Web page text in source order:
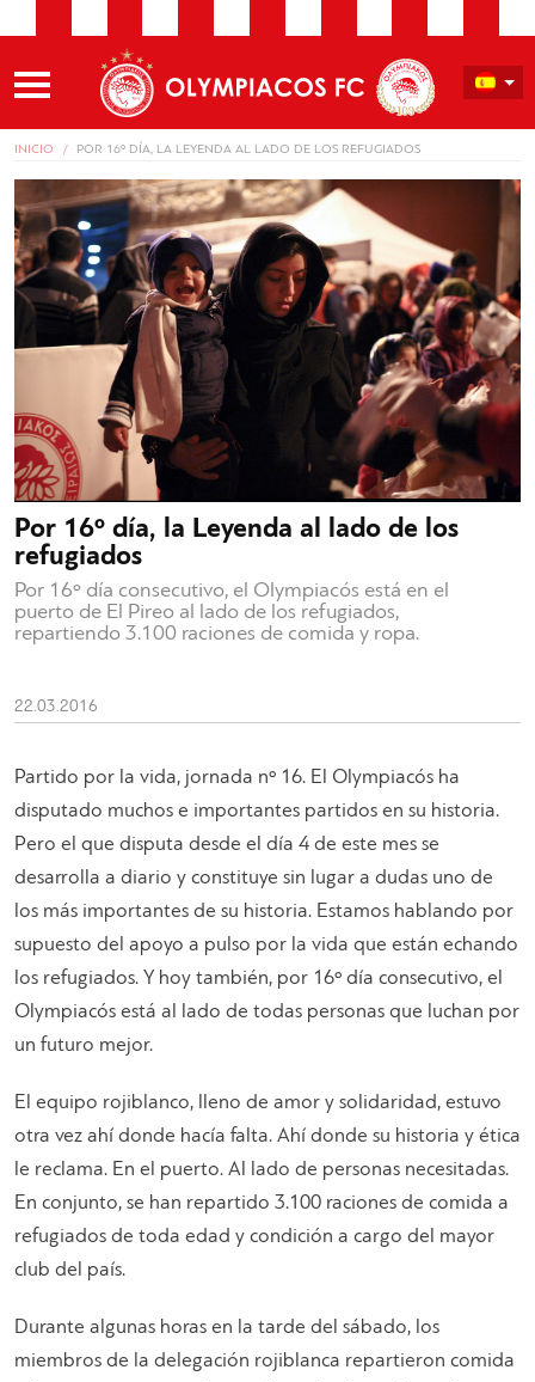
INICIO POR 16º DÍA, LA LEYENDA AL LADO DE LOS REFUGIADOS
Por 16º día, la Leyenda al lado de los
refugiados
Por 16º día consecutivo, el Olympiacós está en el
puerto de El Pireo al lado de los refugiados,
repartiendo 3.100 raciones de comida y ropa.
22.03.2016
Partido por la vida, jornada nº 16. El Olympiacós ha
disputado muchos e importantes partidos en su historia.
Pero el que disputa desde el día 4 de este mes se
desarrolla a diario y constituye sin lugar a dudas uno de
los más importantes de su historia. Estamos hablando por
supuesto del apoyo a pulso por la vida que están echando
los refugiados. Y hoy también, por 16º día consecutivo, el
Olympiacós está al lado de todas personas que luchan por
un futuro mejor.
El equipo rojiblanco, lleno de amor y solidaridad, estuvo
otra vez ahí donde hacía falta. Ahí donde su historia y ética
le reclama. En el puerto. Al lado de personas necesitadas.
En conjunto, se han repartido 3.100 raciones de comida a
refugiados de toda edad y condición a cargo del mayor
club del país.
Durante algunas horas en la tarde del sábado, los
miembros de la delegación rojiblanca repartieron comida